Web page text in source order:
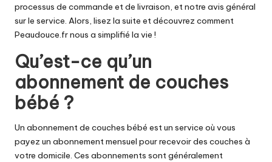
processus de commande et de livraison, et notre avis général
sur le service. Alors, lisez la suite et découvrez comment
Peaudouce.fr nous a simplifié la vie !
Qu’est-ce qu’un
abonnement de couches
bébé ?
Un abonnement de couches bébé est un service où vous
payez un abonnement mensuel pour recevoir des couches à
votre domicile. Ces abonnements sont généralement